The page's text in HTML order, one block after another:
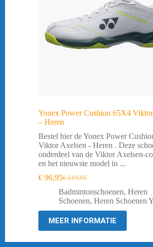
Yonex Power Cushion 65X4
– Heren
Bestel hier de Yonex Power
Viktor Axelsen - Heren . Deze
onderdeel van de Viktor Axelsen-
en het nieuwste model in ...
€119,95
Oorspronkelijke
prijs
was:
€ 119,95.
€ 96,95Huidige
prijs
is:
€ 96,95.
Badmintonschoenen, Heren
Schoenen, Heren Schoenen
MEER INFORMATIE